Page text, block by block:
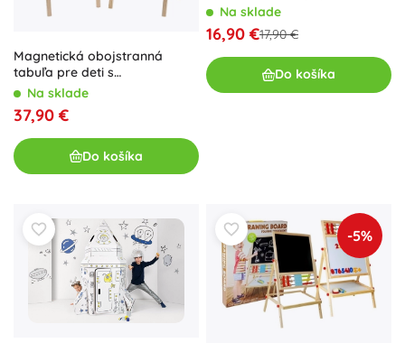
Magnetická obojstranná
tabuľa pre deti s
príslušenstvom
Na sklade
37,90 €
Do košíka
Na sklade
16,90 €17,90 €
Do košíka
-5%